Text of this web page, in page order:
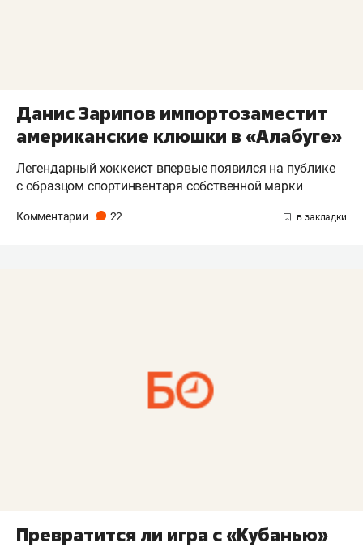
Данис Зарипов импортозаместит
американские клюшки в «Алабуге»
Легендарный хоккеист впервые появился на публике
с образцом спортинвентаря собственной марки
Комментарии 22
Превратится ли игра с «Кубанью»